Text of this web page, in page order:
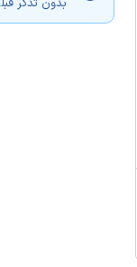
بدون تذکر